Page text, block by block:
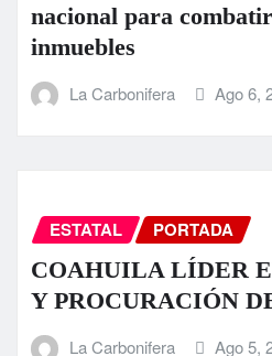
nacional para
inmuebles
La Carbonifera Ago 6,
ESTATAL PORTADA
COAHUILA LÍDER
Y PROCURACIÓN
La Carbonifera Ago 5,